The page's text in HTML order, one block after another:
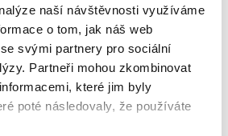
naší návštěvnosti využíváme
o tom, jak náš web
svými partnery pro sociální
Partneři mohou zkombinovat
které jim byly
poté následovaly, že používáte
studium VŠUP a koncem roku 1941
ateliérů kresleného filmu ve Zlíně. Po
a přešel do studia Bratři v triku, které v
se v Milerově kariéře stal rok 1954, kdy
plátěné košilky. Vybral si postavičku